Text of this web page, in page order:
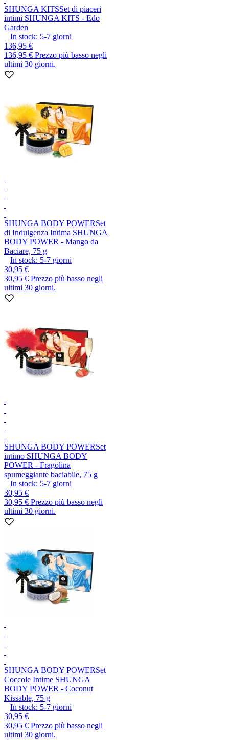
SHUNGA KITSSet di piaceri
intimi SHUNGA KITS - Edo
Garden
In stock: 5-7 giorni
136,95 €
136,95 € Prezzo più basso negli
ultimi 30 giorni.
SHUNGA BODY POWERSet
di Indulgenza Intima SHUNGA
BODY POWER - Mango da
Baciare, 75 g
In stock: 5-7 giorni
30,95 €
30,95 € Prezzo più basso negli
ultimi 30 giorni.
SHUNGA BODY POWERSet
intimo SHUNGA BODY
POWER - Fragolina
spumeggiante baciabile, 75 g
In stock: 5-7 giorni
30,95 €
30,95 € Prezzo più basso negli
ultimi 30 giorni.
SHUNGA BODY POWERSet
Coccole Intime SHUNGA
BODY POWER - Coconut
Kissable, 75 g
In stock: 5-7 giorni
30,95 €
30,95 € Prezzo più basso negli
ultimi 30 giorni.